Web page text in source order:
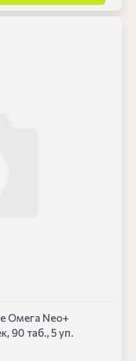
Омега Neo+
90 таб., 5 уп.